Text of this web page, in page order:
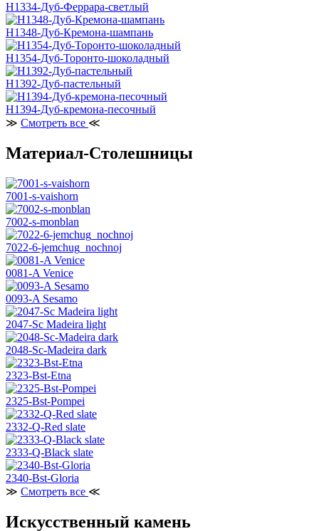
H1334-Дуб-Феррара-светлый
H1348-Дуб-Кремона-шампань
H1354-Дуб-Торонто-шоколадный
H1392-Дуб-пастельный
H1394-Дуб-кремона-песочный
≫ Смотреть все ≪
Материал-Столешницы
7001-s-vaishorn
7002-s-monblan
7022-6-jemchug_nochnoj
0081-A Venice
0093-A Sesamo
2047-Sc Madeira light
2048-Sc-Madeira dark
2323-Bst-Etna
2325-Bst-Pompei
2332-Q-Red slate
2333-Q-Black slate
2340-Bst-Gloria
≫ Смотреть все ≪
Искусственный камень